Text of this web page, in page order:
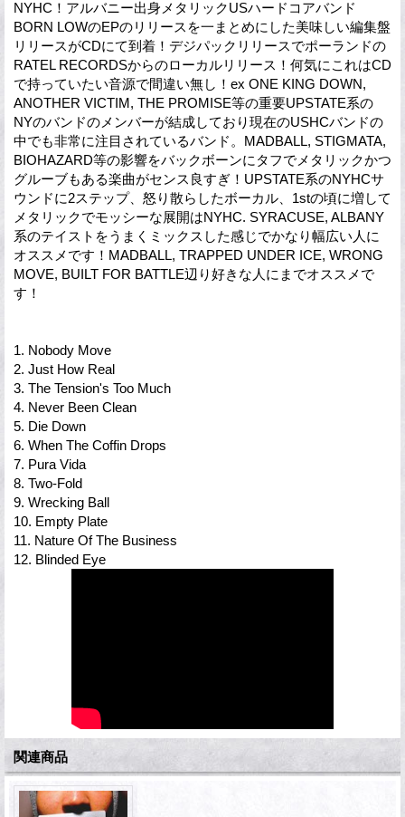
NYHC！アルバニー出身メタリックUSハードコアバンド
BORN LOWのEPのリリースを一まとめにした美味しい編集盤
リリースがCDにて到着！デジパックリリースでポーランドの
RATEL RECORDSからのローカルリリース！何気にこれはCD
で持っていたい音源で間違い無し！ex ONE KING DOWN,
ANOTHER VICTIM, THE PROMISE等の重要UPSTATE系の
NYのバンドのメンバーが結成しており現在のUSHCバンドの
中でも非常に注目されているバンド。MADBALL, STIGMATA,
BIOHAZARD等の影響をバックボーンにタフでメタリックかつ
グルーブもある楽曲がセンス良すぎ！UPSTATE系のNYHCサ
ウンドに2ステップ、怒り散らしたボーカル、1stの頃に増して
メタリックでモッシーな展開はNYHC. SYRACUSE, ALBANY
系のテイストをうまくミックスした感じでかなり幅広い人に
オススメです！MADBALL, TRAPPED UNDER ICE, WRONG
MOVE, BUILT FOR BATTLE辺り好きな人にまでオススメで
す！
1. Nobody Move
2. Just How Real
3. The Tension's Too Much
4. Never Been Clean
5. Die Down
6. When The Coffin Drops
7. Pura Vida
8. Two-Fold
9. Wrecking Ball
10. Empty Plate
11. Nature Of The Business
12. Blinded Eye
関連商品